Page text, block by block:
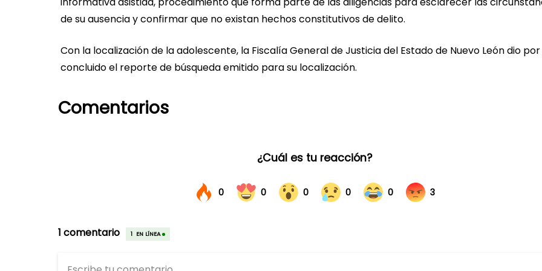
de su ausencia y confirmar que no existan hechos constitutivos de delito.
Con la localización de la adolescente, la Fiscalía General de Justicia del Estado de Nuevo León dio por
concluido el reporte de búsqueda emitido para su localización.
Comentarios